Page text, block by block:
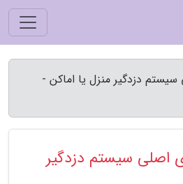
دزدگیر منزل یا اماکن -
اصلی سیستم دزدگیر